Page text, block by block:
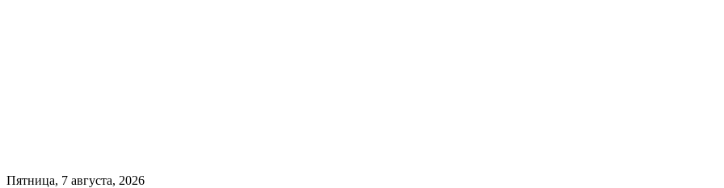
Пятница, 7 августа, 2026